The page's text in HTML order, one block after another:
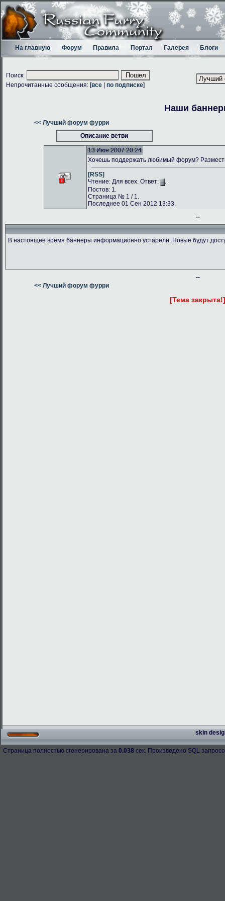
На главную Форум Правила Портал Галерея Блоги
Поиск:
Непрочитанные сообщения: [все по подписке]
Наши
<< Лучший форум фурри
Описание ветви
13 Июн 2007 20:24
Хочешь поддержать любимый форум?
[RSS]
Чтение: Для всех. Ответ:
.
Постов: 1.
Страница № 1 / 1.
Последнее 01 Сен 2012 13:33.
--
В настоящее время баннеры информационно устарели. Новые будут
--
<< Лучший форум фурри
[Тема
skin
Страница полностью сгенерирована за 0.038 сек. Произведено SQL